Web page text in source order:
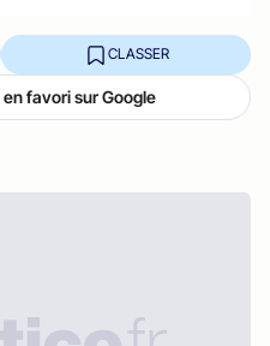
CLASSER
favori sur Google